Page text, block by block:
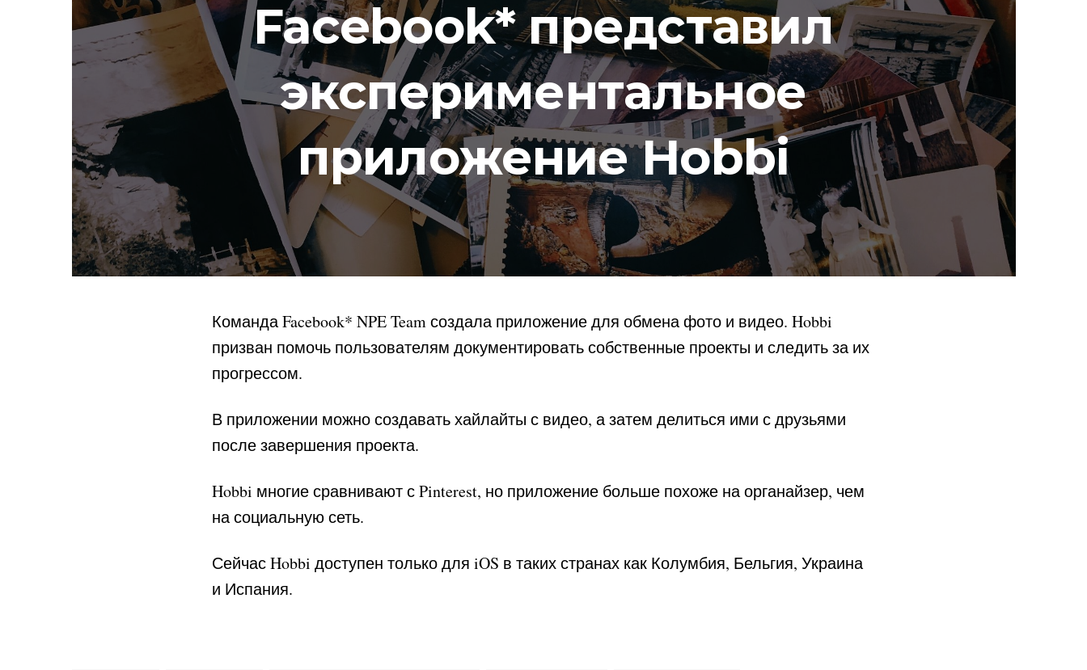
Facebook*представил
экспериментальное
приложение Hobbi
КомандаFacebook* NPE Team создала приложение для обмена фото и видео. Hobbi
призван помочь пользователям документировать собственные проекты и следить за их
прогрессом.
В приложении можно создавать хайлайты с видео, а затем делиться ими с друзьями
после завершения проекта.
Hobbi многие сравнивают с Pinterest, но приложение больше похоже на органайзер, чем
на социальную сеть.
Сейчас Hobbi доступен только для iOS в таких странах как Колумбия, Бельгия, Украина
и Испания.